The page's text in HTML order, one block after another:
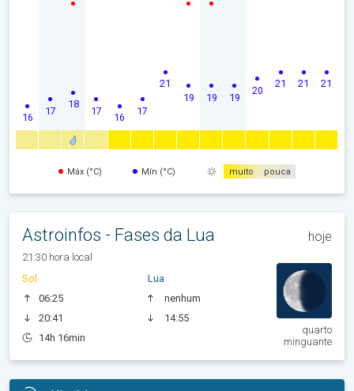
16
17
18
17
16
17
21
19 19 19
20
21 21 21
Máx (°C) Mín (°C) muito pouca
Astroinfos - Fases da Lua hoje
21:30 hora local
Sol
06:25
20:41
14h 16min
Lua
nenhum
14:55
quarto
minguante